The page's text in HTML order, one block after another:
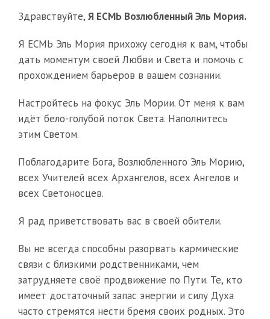
Здравствуйте, Я ЕСМЬ Возлюбленный Эль Мория.
Я ЕСМЬ Эль Мория прихожу сегодня к вам, чтобы
дать моментум своей Любви и Света и помочь с
прохождением барьеров в вашем сознании.
Настройтесь на фокус Эль Мории. От меня к вам
идёт бело-голубой поток Света. Наполнитесь
этим Светом.
Поблагодарите Бога, Возлюбленного Эль Морию,
всех Учителей всех Архангелов, всех Ангелов и
всех Светоносцев.
Я рад приветствовать вас в своей обители.
Вы не всегда способны разорвать кармические
связи с близкими родственниками, чем
затрудняете своё продвижение по Пути. Те, кто
имеет достаточный запас энергии и силу Духа
часто стремятся нести бремя своих родных. Это